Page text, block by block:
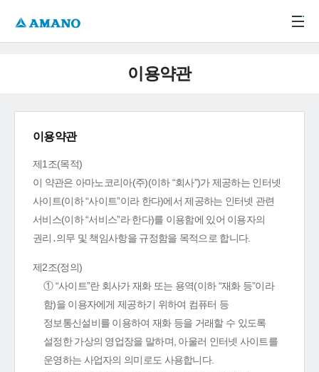
이용약관
이용약관
제1조(목적)
이 약관은 아마노코리아(주)(이하 “회사”)가 제공하는 인터넷
사이트(이하 “사이트”이라 한다)에서 제공하는 인터넷 관련
서비스(이하 “서비스”라 한다)를 이용함에 있어 이용자의
권리․의무 및 책임사항을 규정함을 목적으로 합니다.
제2조(정의)
① “사이트”란 회사가 재화 또는 용역(이하 “재화 등”이라
함)을 이용자에게 제공하기 위하여 컴퓨터 등
정보통신설비를 이용하여 재화 등을 거래할 수 있도록
설정한 가상의 영업장을 말하며, 아울러 인터넷 사이트를
운영하는 사업자의 의미로도 사용합니다.